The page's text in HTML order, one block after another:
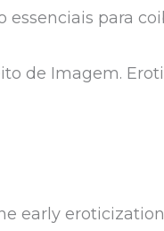
essenciais para
de Imagem.
early